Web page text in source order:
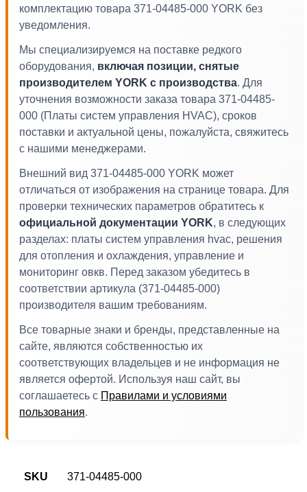
комплектацию товара 371-04485-000 YORK без
уведомления.
Мы специализируемся на поставке редкого
оборудования, включая позиции, снятые
производителем YORK с производства. Для
уточнения возможности заказа товара 371-04485-
000 (Платы систем управления HVAC), сроков
поставки и актуальной цены, пожалуйста, свяжитесь
с нашими менеджерами.
Внешний вид 371-04485-000 YORK может
отличаться от изображения на странице товара. Для
проверки технических параметров обратитесь к
официальной документации YORK, в следующих
разделах: платы систем управления hvac, решения
для отопления и охлаждения, управление и
мониторинг овкв. Перед заказом убедитесь в
соответствии артикула (371-04485-000)
производителя вашим требованиям.
Все товарные знаки и бренды, представленные на
сайте, являются собственностью их
соответствующих владельцев и не информация не
является офертой. Используя наш сайт, вы
соглашаетесь с Правилами и условиями
пользования.
SKU 371-04485-000